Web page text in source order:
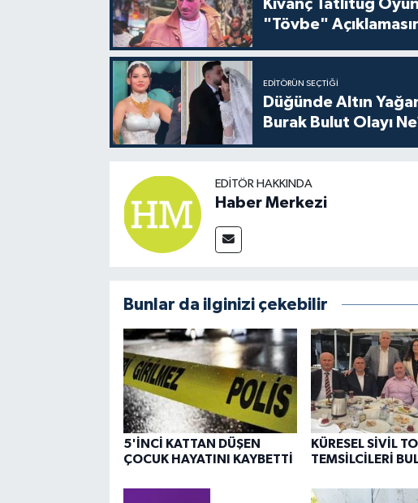
Kıvanç Tatlıtuğ
"Tövbe"
EDITÖRÜN SEÇTIĞI
Düğünde Altın
Burak Bulut Olayı
EDITÖR HAKKINDA
Haber Merkezi
Bunlar da ilginizi çekebilir
5'İNCİ KATTAN DÜŞEN
ÇOCUK HAYATINI KAYBETTİ
KÜRESEL SİVİL
TEMSİLCİLERİ